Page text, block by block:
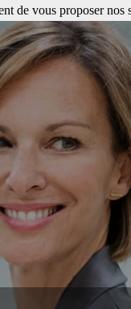
de vous proposer